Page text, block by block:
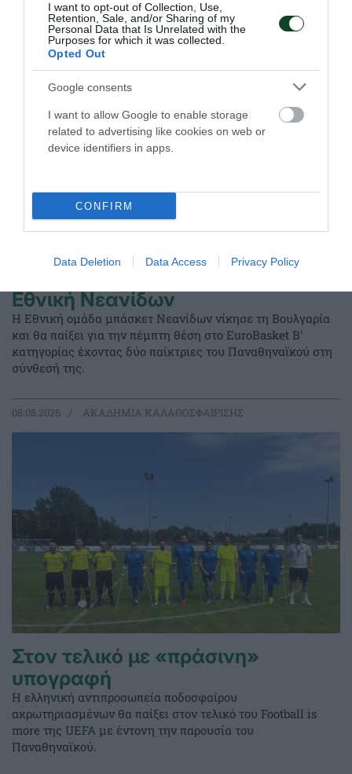
I want to opt-out of Collection, Use,
Retention, Sale, and/or Sharing of my
Personal Data that Is Unrelated with the
Purposes for which it was collected.
Opted Out
Google consents
I want to allow Google to enable storage
related to advertising like cookies on web or
device identifiers in apps.
CONFIRM
Data Deletion Data Access Privacy Policy
08.08.2026 ΑΚΑΔΗΜΙΑ ΚΑΛΑΘΟΣΦΑΙΡΙΣΗΣ
Εθνική Νεανίδων
Η Εθνική ομάδα μπάσκετ Νεανίδων νίκησε τη Βουλγαρία
και θα παίξει για την πέμπτη θέση στο EuroBasket Β'
κατηγορίας έχοντας δύο παίκτριες του Παναθηναϊκού στη
σύνθεσή της.
08.08.2026 ΑΚΑΔΗΜΙΑ ΚΑΛΑΘΟΣΦΑΙΡΙΣΗΣ
Στον τελικό με «πράσινη»
υπογραφή
Η ελληνική αντιπροσωπεία ποδοσφαίρου
ακρωτηριασμένων θα παίξει στον τελικό του Football is
more της UEFA με έντονη την παρουσία του
Παναθηναϊκού.